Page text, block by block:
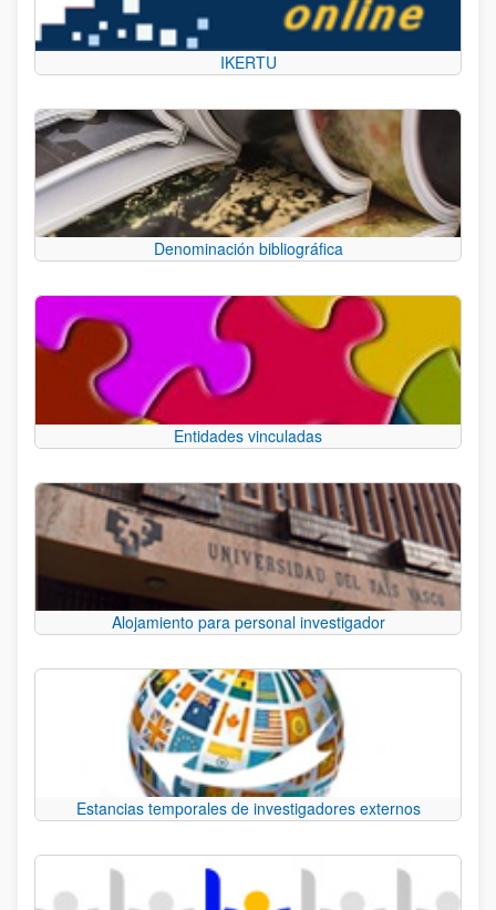
IKERTU
Denominación bibliográfica
Entidades vinculadas
Alojamiento para personal investigador
Estancias temporales de investigadores externos